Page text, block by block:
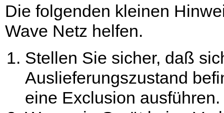
Die folgenden kleinen
Wave Netz helfen.
Stellen Sie sicher, daß
Auslieferungszustand
eine Exclusion ausführen.